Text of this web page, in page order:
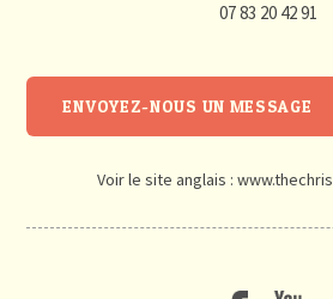
07 83 20 42 91
ENVOYEZ-NOUS UN MESSAGE
Voir le site anglais :